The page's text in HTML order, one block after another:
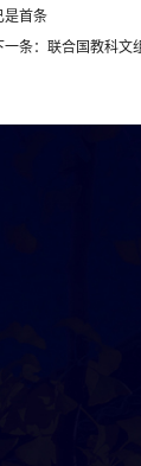
是首条
一条：联合国教科